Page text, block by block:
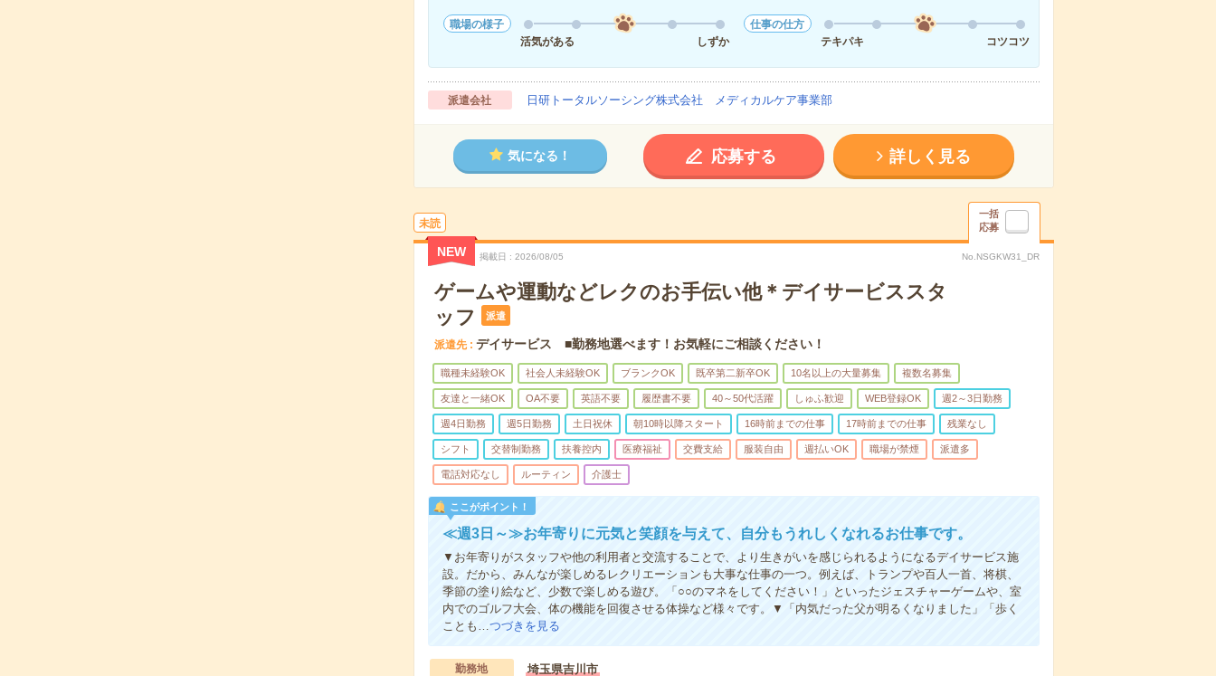
職場の様子
活気がある
しずか
仕事の仕方
テキパキ
コツコツ
派遣会社 日研トータルソーシング株式会社 メディカルケア事業部
気になる！ 応募する 詳しく見る
未読
一括
応募
NEW 掲載日 2026/08/05 No.NSGKW31_DR
ゲームや運動などレクのお手伝い他＊デイサービススタ
ッフ
派遣
派遣先 デイサービス ■勤務地選べます！お気軽にご相談ください！
職種未経験OK 社会人未経験OK ブランクOK 既卒第二新卒OK 10名以上の大量募集 複数名募集
友達と一緒OK OA不要 英語不要 履歴書不要 40～50代活躍 しゅふ歓迎 WEB登録OK 週2～3日勤務
週4日勤務 週5日勤務 土日祝休 朝10時以降スタート 16時前までの仕事 17時前までの仕事 残業なし
シフト 交替制勤務 扶養控内 医療福祉 交費支給 服装自由 週払いOK 職場が禁煙 派遣多
電話対応なし ルーティン 介護士
ここがポイント！
≪週3日～≫お年寄りに元気と笑顔を与えて、自分もうれしくなれるお仕事です。
▼お年寄りがスタッフや他の利用者と交流することで、より生きがいを感じられるようになるデイサービス施
設。だから、みんなが楽しめるレクリエーションも大事な仕事の一つ。例えば、トランプや百人一首、将棋、
季節の塗り絵など、少数で楽しめる遊び。「○○のマネをしてください！」といったジェスチャーゲームや、室
内でのゴルフ大会、体の機能を回復させる体操など様々です。▼「内気だった父が明るくなりました」「歩く
ことも…つづきを見る
勤務地 埼玉県吉川市